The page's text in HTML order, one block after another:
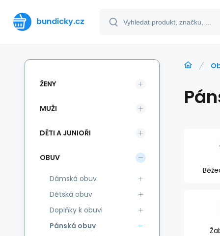
bundicky.cz
ŽENY
MUŽI
DĚTI A JUNIOŘI
OBUV
Dámská obuv
Dětská obuv
Doplňky k obuvi
Pánská obuv